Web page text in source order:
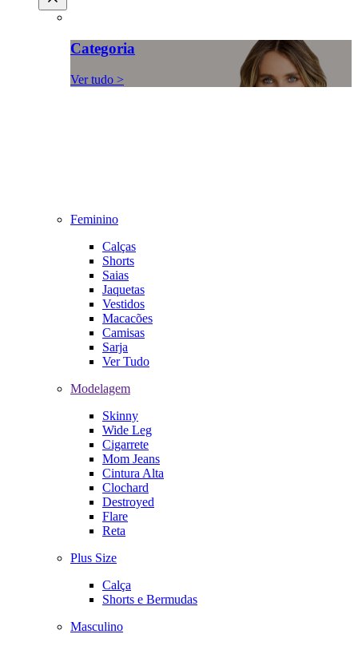
Categoria
Ver tudo >
Feminino
Calças
Shorts
Saias
Jaquetas
Vestidos
Macacões
Camisas
Sarja
Ver Tudo
Modelagem
Skinny
Wide Leg
Cigarrete
Mom Jeans
Cintura Alta
Clochard
Destroyed
Flare
Reta
Plus Size
Calça
Shorts e Bermudas
Masculino